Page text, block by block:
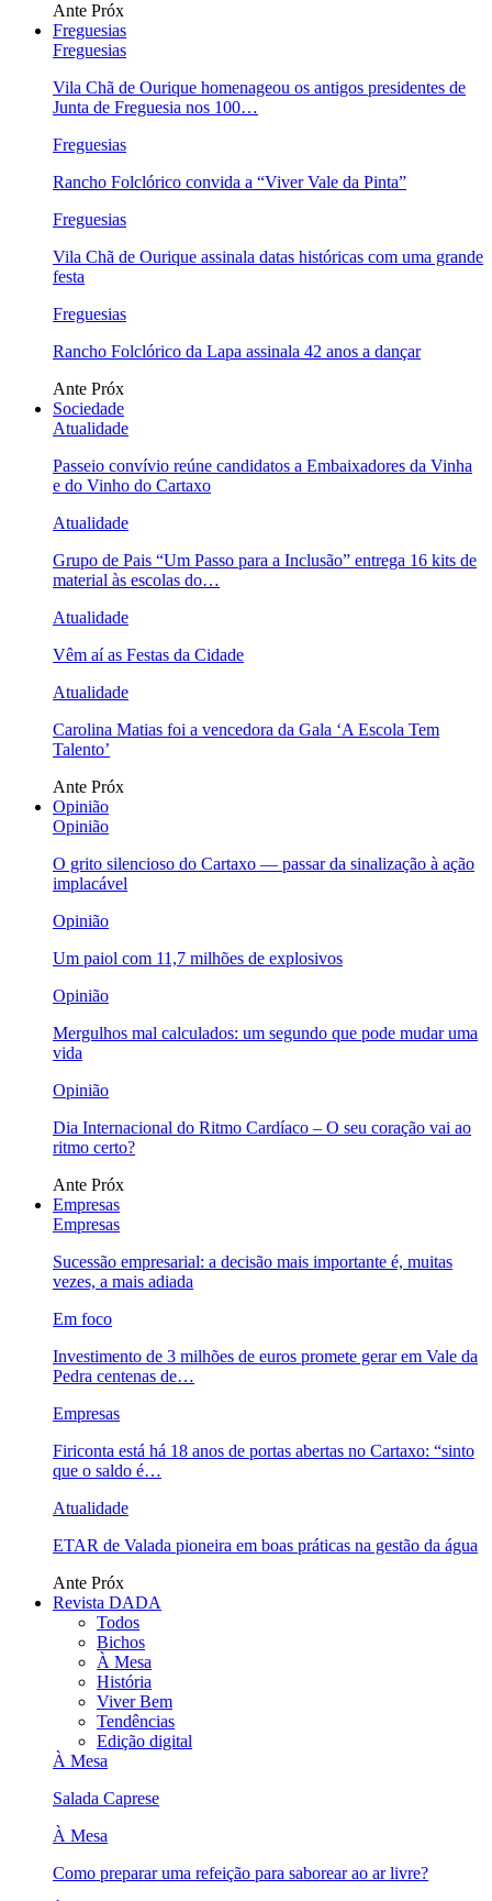
Ante Próx
Freguesias
Freguesias
Vila Chã de Ourique homenageou os antigos presidentes de
Junta de Freguesia nos 100…
Freguesias
Rancho Folclórico convida a “Viver Vale da Pinta”
Freguesias
Vila Chã de Ourique assinala datas históricas com uma grande
festa
Freguesias
Rancho Folclórico da Lapa assinala 42 anos a dançar
Ante Próx
Sociedade
Atualidade
Passeio convívio reúne candidatos a Embaixadores da Vinha
e do Vinho do Cartaxo
Atualidade
Grupo de Pais “Um Passo para a Inclusão” entrega 16 kits de
material às escolas do…
Atualidade
Vêm aí as Festas da Cidade
Atualidade
Carolina Matias foi a vencedora da Gala ‘A Escola Tem
Talento’
Ante Próx
Opinião
Opinião
O grito silencioso do Cartaxo — passar da sinalização à ação
implacável
Opinião
Um paiol com 11,7 milhões de explosivos
Opinião
Mergulhos mal calculados: um segundo que pode mudar uma
vida
Opinião
Dia Internacional do Ritmo Cardíaco – O seu coração vai ao
ritmo certo?
Ante Próx
Empresas
Empresas
Sucessão empresarial: a decisão mais importante é, muitas
vezes, a mais adiada
Em foco
Investimento de 3 milhões de euros promete gerar em Vale da
Pedra centenas de…
Empresas
Firiconta está há 18 anos de portas abertas no Cartaxo: “sinto
que o saldo é…
Atualidade
ETAR de Valada pioneira em boas práticas na gestão da água
Ante Próx
Revista DADA
Todos
Bichos
À Mesa
História
Viver Bem
Tendências
Edição digital
À Mesa
Salada Caprese
À Mesa
Como preparar uma refeição para saborear ao ar livre?